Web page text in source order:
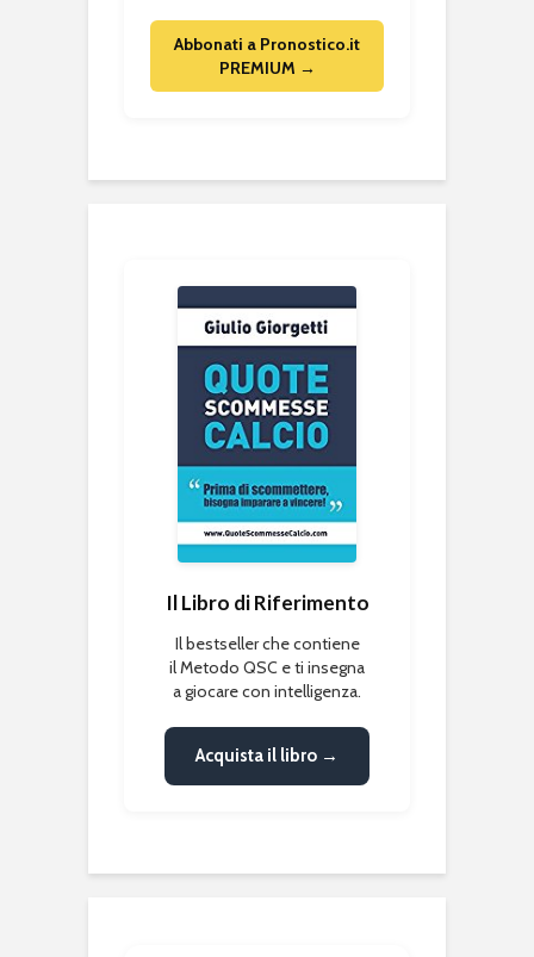
Abbonati a Pronostico.it
PREMIUM →
Il Libro di Riferimento
Il bestseller che contiene
il Metodo QSC e ti insegna
a giocare con intelligenza.
Acquista il libro →